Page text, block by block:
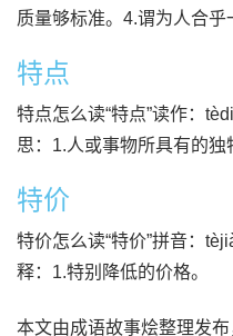
质量够标准。4.谓为人合乎
特点
特点怎么读“特点”读作：
思：1.人或事物所具有的独
特价
特价怎么读“特价”拼音：
释：1.特别降低的价格。
本文由成语故事烩整理发布